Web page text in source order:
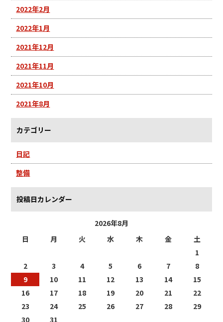
2022年2月
2022年1月
2021年12月
2021年11月
2021年10月
2021年8月
カテゴリー
日記
整備
投稿日カレンダー
2026年8月
日
月 火 水 木 金
土
1
2
3 4 5 6 7
8
9
10 11 12 13 14
15
16
17 18 19 20 21
22
23
24 25 26 27 28
29
30
31